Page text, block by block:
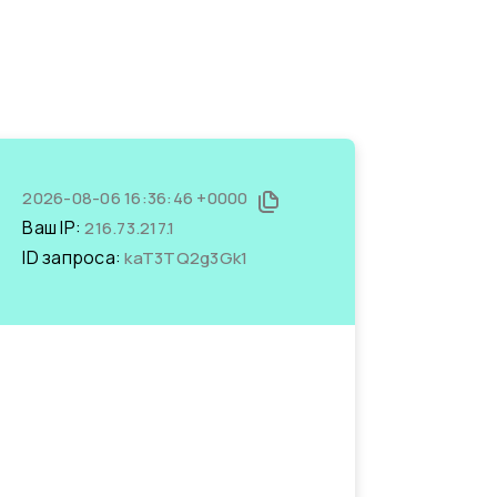
2026-08-06 16:36:46 +0000
Ваш IP:216.73.217.1
ID запроса:kaT3TQ2g3Gk1